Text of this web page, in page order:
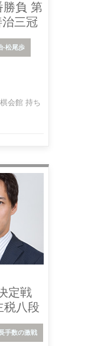
勝負 第
三冠
-松尾歩
会館 持ち
定戦
八段
手数の激戦